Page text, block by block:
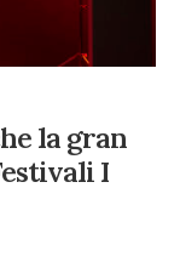
la gran
I